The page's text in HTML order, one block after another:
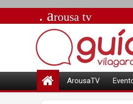
. arousa tv
ArousaTV